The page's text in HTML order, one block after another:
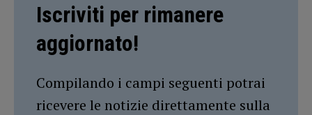
Iscriviti per rimanere
aggiornato!
Compilando i campi seguenti potrai
ricevere le notizie direttamente sulla